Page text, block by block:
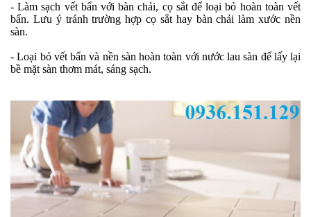
- Làm sạch vết bẩn với bàn chải, cọ sắt để loại bỏ hoàn toàn vết
bẩn. Lưu ý tránh trường hợp cọ sắt hay bàn chải làm xước nền
sàn.
- Loại bỏ vết bẩn và nền sàn hoàn toàn với nước lau sàn để lấy lại
bề mặt sàn thơm mát, sáng sạch.